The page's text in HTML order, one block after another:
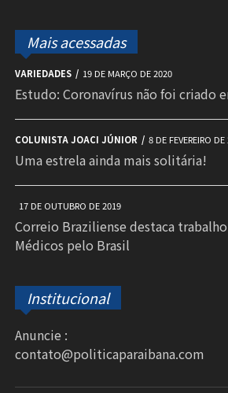
Mais acessadas
VARIEDADES 19 DE MARÇO DE 2020
Estudo: Coronavírus não foi criado
COLUNISTA JOACI JÚNIOR 8 DE FEVEREIRO
Uma estrela ainda mais solitária!
17 DE OUTUBRO DE 2019
Correio Braziliense destaca
Médicos pelo Brasil
Institucional
Anuncie :
contato@politicaparaibana.com